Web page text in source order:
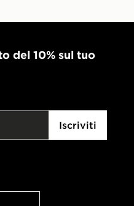
del 10% sul tuo
Iscriviti